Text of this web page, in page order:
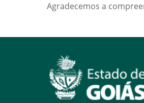
Agradecemos a